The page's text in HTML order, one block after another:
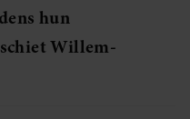
hun
schiet Willem-